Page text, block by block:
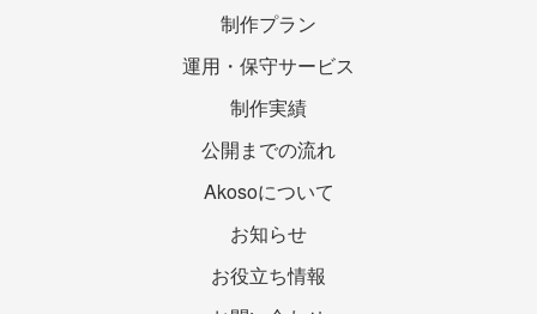
制作プラン
運用・保守サービス
制作実績
公開までの流れ
Akosoについて
お知らせ
お役立ち情報